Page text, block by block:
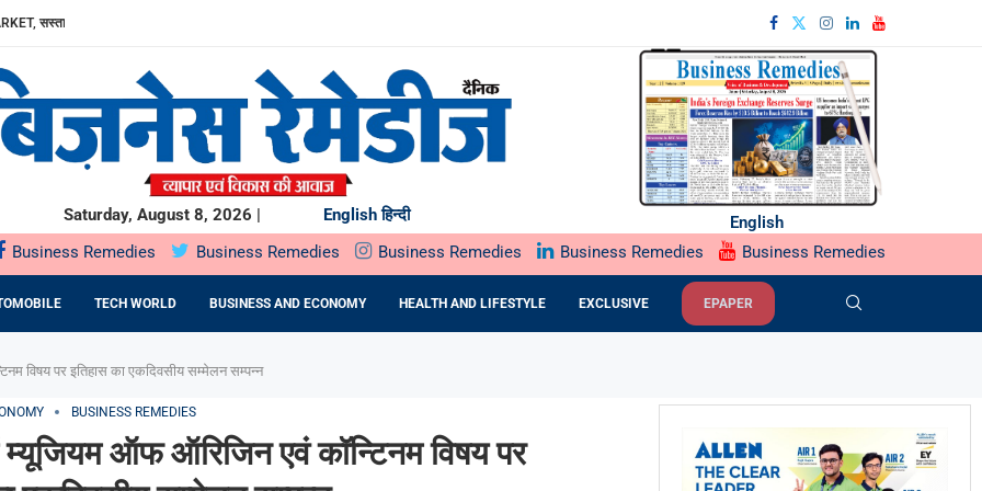
सस्ता...
AAVIN...
में उत्पादन...
BNP...
16TH BRICS TRADE MINISTERS’...
PRATIBHA AGARWAL ON...
के...
Saturday, August 8, 2026 | English हिन्दी
English
Business Remedies Business Remedies Business Remedies Business Remedies Business Remedies
TECH WORLD BUSINESS AND ECONOMY HEALTH AND LIFESTYLE EXCLUSIVE EPAPER
विषय पर इतिहास का एकदिवसीय सम्मेलन सम्पन्न
BUSINESS REMEDIES
ऑफ ऑरिजिन एवं कॉन्टिनम विषय पर